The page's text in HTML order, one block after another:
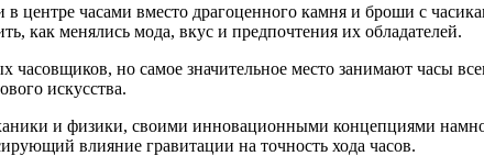
центре часами вместо драгоценного камня и броши с
как менялись мода, вкус и предпочтения их обладателей.
но самое значительное место занимают часы
искусства.
и физики, своими инновационными концепциями
влияние гравитации на точность хода часов.